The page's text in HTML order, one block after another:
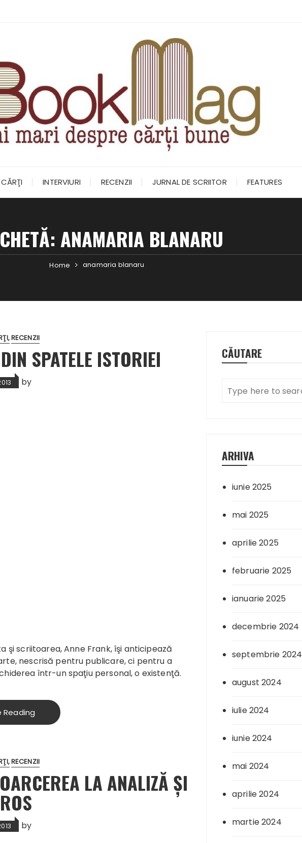
CĂRŢI INTERVIURI RECENZII JURNAL DE SCRIITOR FEATURES
ANAMARIA BLANARU
Home anamaria blanaru
RECENZII
SPATELE ISTORIEI
by
şi scriitoarea, Anne Frank, îşi anticipează
nescrisă pentru publicare, ci pentru a
într-un spaţiu personal, o existenţă.
Reading
RECENZII
LA ANALIZĂ ŞI
by
CĂUTARE
ARHIVA
iunie 2025
mai 2025
aprilie 2025
februarie 2025
ianuarie 2025
decembrie 2024
septembrie 2024
august 2024
iulie 2024
iunie 2024
mai 2024
aprilie 2024
martie 2024